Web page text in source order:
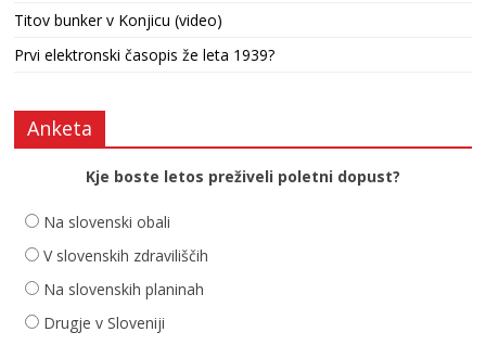
Titov bunker v Konjicu (video)
Prvi elektronski časopis že leta 1939?
Anketa
Kje boste letos preživeli poletni dopust?
Na slovenski obali
V slovenskih zdraviliščih
Na slovenskih planinah
Drugje v Sloveniji